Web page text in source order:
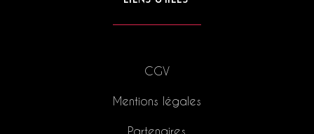
CGV
Mentions légales
Partenaires